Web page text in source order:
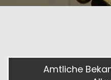
Amtliche